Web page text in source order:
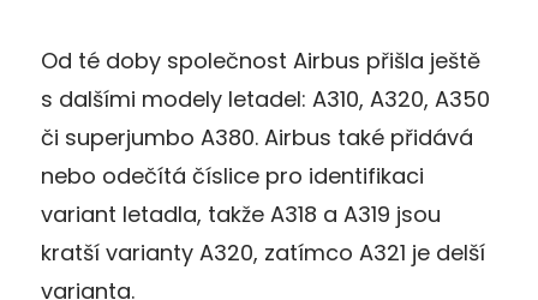
Od té doby společnost Airbus přišla ještě
s dalšími modely letadel: A310, A320, A350
či superjumbo A380. Airbus také přidává
nebo odečítá číslice pro identifikaci
variant letadla, takže A318 a A319 jsou
kratší varianty A320, zatímco A321 je delší
varianta.